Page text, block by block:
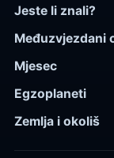
Jeste li znali?
Međuzvjezdani
Mjesec
Egzoplaneti
Zemlja i okoliš